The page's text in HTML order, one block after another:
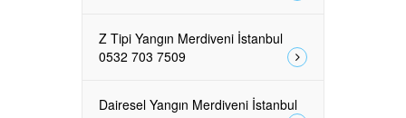
Z Tipi Yangın Merdiveni İstanbul
0532 703 7509
Dairesel Yangın Merdiveni İstanbul